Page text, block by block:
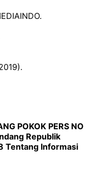
POKOK PERS NO
Republik
Tentang Informasi